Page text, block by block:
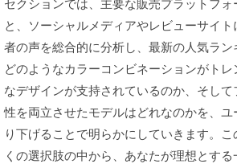
セクションでは、主要な販売プラットフ
と、ソーシャルメディアやレビューサイ
者の声を総合的に分析し、最新の人気ラ
どのようなカラーコンビネーションがト
なデザインが支持されているのか、そし
性を両立させたモデルはどれなのかを、
り下げることで明らかにしていきます。
くの選択肢の中から、あなたが理想とす